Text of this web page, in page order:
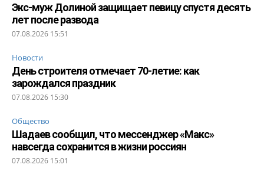
Экс-муж Долиной защищает певицу спустя десять
лет после развода
07.08.2026 15:51
Новости
День строителя отмечает 70-летие: как
зарождался праздник
07.08.2026 15:30
Общество
Шадаев сообщил, что мессенджер «Макс»
навсегда сохранится в жизни россиян
07.08.2026 15:01